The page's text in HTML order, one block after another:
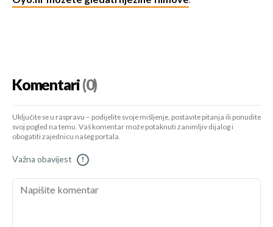
Komentari(0)
Uključite se u raspravu – podijelite svoje mišljenje, postavite pitanja ili ponudite
svoj pogled na temu. Vaš komentar može potaknuti zanimljiv dijalog i
obogatiti zajednicu našeg portala.
Važna obavijest !